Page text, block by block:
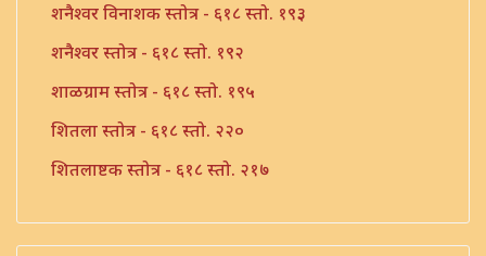
शनैश्वर विनाशक स्तोत्र - ६१८ स्तो. १९३
शनैश्वर स्तोत्र - ६१८ स्तो. १९२
शाळग्राम स्तोत्र - ६१८ स्तो. १९५
शितला स्तोत्र - ६१८ स्तो. २२०
शितलाष्टक स्तोत्र - ६१८ स्तो. २१७
शिव नामावली - ६१८ स्तो. ३९०